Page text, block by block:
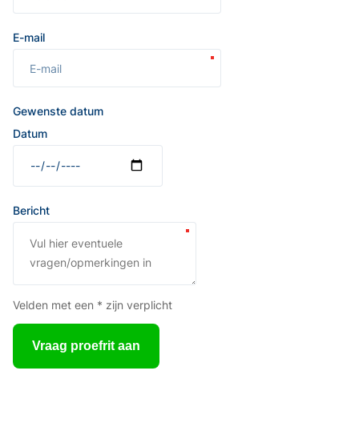
E-mail
Gewenste datum
Datum
Bericht
Velden met een * zijn verplicht
Vraag proefrit aan